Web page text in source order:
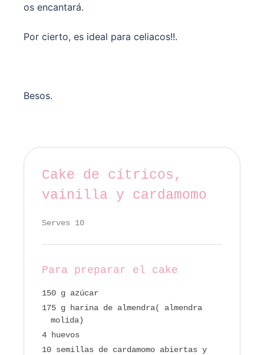
os encantará.
Por cierto, es ideal para celiacos!!.
Besos.
Cake de cítricos,
vainilla y cardamomo
Serves 10
Para preparar el cake
150 g azúcar
175 g harina de almendra( almendra
molida)
4 huevos
10 semillas de cardamomo abiertas y